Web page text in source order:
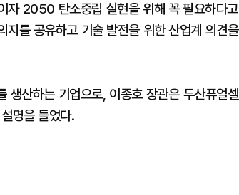
자 2050 탄소중립 실현을 위해 꼭 필요하다고
를 공유하고 기술 발전을 위한 산업계 의견을
산하는 기업으로, 이종호 장관은 두산퓨얼셀
명을 들었다.